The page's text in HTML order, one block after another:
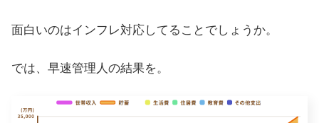
面白いのはインフレ対応してることでしょうか。
では、早速管理人の結果を。